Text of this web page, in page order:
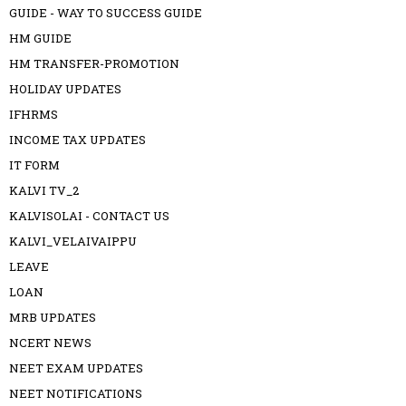
GUIDE - WAY TO SUCCESS GUIDE
HM GUIDE
HM TRANSFER-PROMOTION
HOLIDAY UPDATES
IFHRMS
INCOME TAX UPDATES
IT FORM
KALVI TV_2
KALVISOLAI - CONTACT US
KALVI_VELAIVAIPPU
LEAVE
LOAN
MRB UPDATES
NCERT NEWS
NEET EXAM UPDATES
NEET NOTIFICATIONS